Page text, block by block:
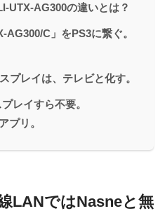
UTX-AG300の違いとは？
C」をPS3に繋ぐ。
プレイは、テレビと化す。
レイすら不要。
プリ。
LANではNasneと無